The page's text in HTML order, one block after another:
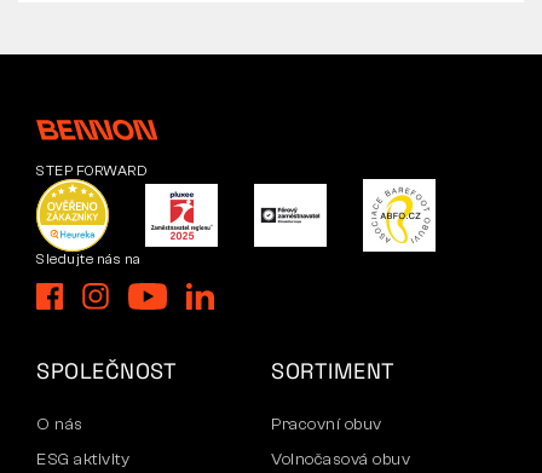
STEP FORWARD
Sledujte nás na
SPOLEČNOST
O nás
ESG aktivity
SORTIMENT
Pracovní obuv
Volnočasová obuv